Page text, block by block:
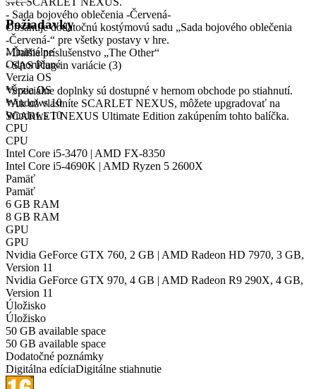
- Sada bojového oblečenia -Červená-
Obsahuje dodatočnú kostýmovú sadu „Sada bojového oblečenia
-Červená-“ pre všetky postavy v hre.
- Ďalšie príslušenstvo „The Other“
- SAS Plug-in variácie (3)
*Špeciálne doplnky sú dostupné v hernom obchode po stiahnutí.
*Ak už vlastníte SCARLET NEXUS, môžete upgradovať na
SCARLET NEXUS Ultimate Edition zakúpením tohto balíčka.
Požiadavky
Minimálne
Odporúčané
Verzia OS
Verzia OS
Windows 10
Windows 10
CPU
CPU
Intel Core i5-3470 | AMD FX-8350
Intel Core i5-4690K | AMD Ryzen 5 2600X
Pamäť
Pamäť
6 GB RAM
8 GB RAM
GPU
GPU
Nvidia GeForce GTX 760, 2 GB | AMD Radeon HD 7970, 3 GB,
Version 11
Nvidia GeForce GTX 970, 4 GB | AMD Radeon R9 290X, 4 GB,
Version 11
Úložisko
Úložisko
50 GB available space
50 GB available space
Dodatočné poznámky
Digitálna edíciaDigitálne stiahnutie